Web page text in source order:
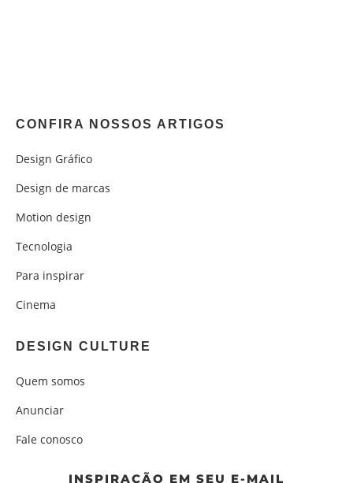
CONFIRA NOSSOS ARTIGOS
Design Gráfico
Design de marcas
Motion design
Tecnologia
Para inspirar
Cinema
DESIGN CULTURE
Quem somos
Anunciar
Fale conosco
INSPIRAÇÃO EM SEU E-MAIL